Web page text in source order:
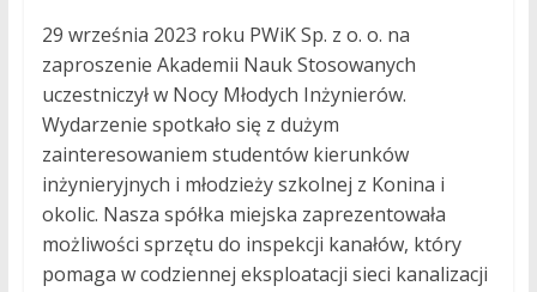
29 września 2023 roku PWiK Sp. z o. o. na
zaproszenie Akademii Nauk Stosowanych
uczestniczył w Nocy Młodych Inżynierów.
Wydarzenie spotkało się z dużym
zainteresowaniem studentów kierunków
inżynieryjnych i młodzieży szkolnej z Konina i
okolic. Nasza spółka miejska zaprezentowała
możliwości sprzętu do inspekcji kanałów, który
pomaga w codziennej eksploatacji sieci kanalizacji